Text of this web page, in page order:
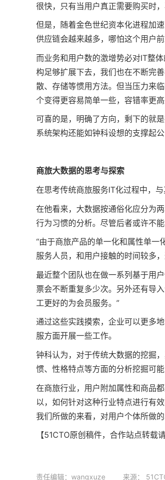
很快，只有当用户真正需要购买时
但是，随着金色世纪资本化进程加
供应链会越来越多，哪怕这个用户
而业务和用户数的激增势必对IT整
构足够扩展下去，我们也在不断完
散、存储等惯用方法。但当压力来
个变得更容易简单一些，容错率更
可喜的是，明确了方向，剩下的就
系统架构还能如钟科设想的支撑起
商旅大数据的思考与探索
在思考传统商旅服务IT化过程中，
在他看来，大数据按通俗化应分为
行为习惯的分析。尽管后者或许不能
“由于商旅产品的单一化和属性单
服务人员，和用户接触的时间较多
最近整个团队也在做一系列基于用
票会不断重复多少次。另外还有导
工更好的为会员服务。”
通过这些实践摸索，企业可以更多
服方面开展一些工作。
钟科认为，对于传统大数据的挖掘
惯、性格特点等方面的分析挖掘可
在商旅行业，用户附加属性和商品
以，如何针对这种行业特点进行有
我们所做的来看，对用户个体所做
【51CTO原创稿件，合作站点转载
责任编辑：wangxuze 来源：